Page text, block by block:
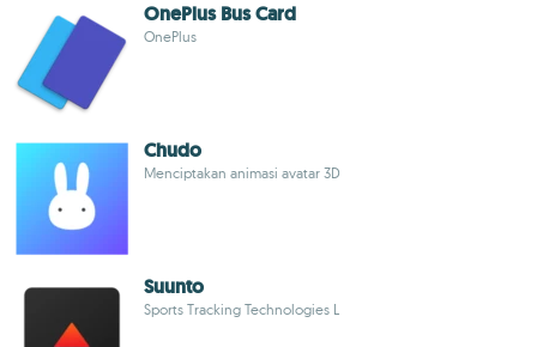
OnePlus Bus Card
OnePlus
Chudo
Menciptakan animasi avatar 3D
Suunto
Sports Tracking Technologies L